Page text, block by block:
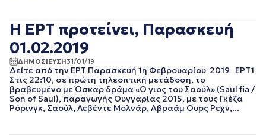
Η ΕΡΤ προτείνει, Παρασκευή
01.02.2019
ΔΗΜΟΣΙΕΥΣΗ31/01/19
Δείτε από την ΕΡΤ Παρασκευή 1η Φεβρουαρίου 2019 ΕΡΤ1
Στις 22:10, σε πρώτη τηλεοπτική μετάδοση, το
βραβευμένο με Όσκαρ δράμα «Ο γιος του Σαούλ» (Saul fia /
Son of Saul), παραγωγής Ουγγαρίας 2015, με τους Γκέζα
Ρόρινγκ, Σαούλ, Λεβέντε Μολνάρ, Αβραάμ Ουρς Ρεχν,...